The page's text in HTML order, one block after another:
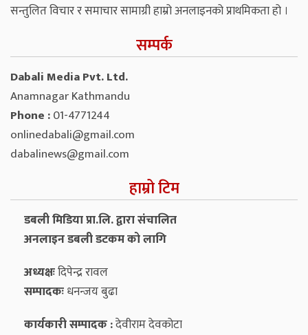
सन्तुलित विचार र समाचार सामाग्री हाम्रो अनलाइनको प्राथमिकता हो ।
सम्पर्क
Dabali Media Pvt. Ltd.
Anamnagar Kathmandu
Phone :01-4771244
onlinedabali@gmail.com
dabalinews@gmail.com
हाम्रो टिम
डबली मिडिया प्रा.लि. द्वारा संचालित
अनलाइन डबली डटकम को लागि
अध्यक्षःदिपेन्द्र रावल
सम्पादकःधनन्‍जय बुढा
कार्यकारी सम्पादक :देवीराम देवकोटा